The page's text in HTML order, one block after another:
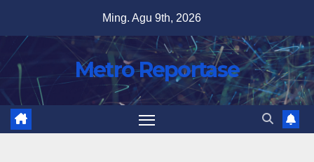
content
Ming. Agu 9th, 2026
Metro Reportase